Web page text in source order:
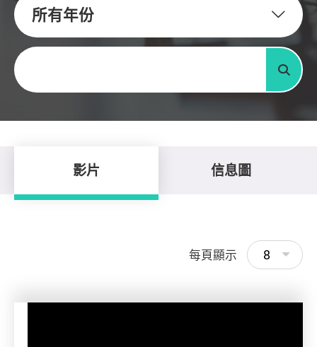
所有年份
關鍵字
搜尋
影片 信息圖
每頁顯示 8